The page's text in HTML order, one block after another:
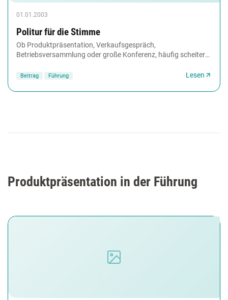
01.01.2003
Politur für die Stimme
Ob Produktpräsentation, Verkaufsgespräch,
Betriebsversammlung oder große Konferenz, häufig scheitert
Beitrag Führung Lesen
Produktpräsentation in der Führung